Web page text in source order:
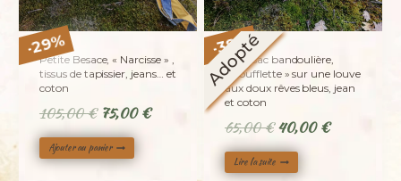
-29%
Petite Besace, « Narcisse » ,
tissus de tapissier, jeans… et
coton
105,00€ Le
prix
initial
75,00€Le
Ajouter au panier
-38%
Adopté
Petit sac bandoulière,
« Soufflette » sur une louve
aux doux rêves bleus, jean
et coton
65,00€ Le
prix
initial
40,00€Le
Lire la suite